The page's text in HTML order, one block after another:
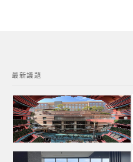
最新議題